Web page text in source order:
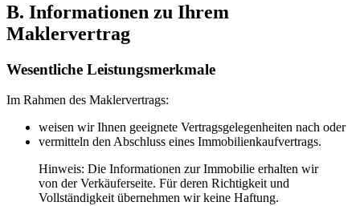
B. Informationen zu Ihrem
Maklervertrag
Wesentliche Leistungsmerkmale
Im Rahmen des Maklervertrags:
weisen wir Ihnen geeignete Vertragsgelegenheiten nach oder
vermitteln den Abschluss eines Immobilienkaufvertrags.
Hinweis: Die Informationen zur Immobilie erhalten wir
von der Verkäuferseite. Für deren Richtigkeit und
Vollständigkeit übernehmen wir keine Haftung.